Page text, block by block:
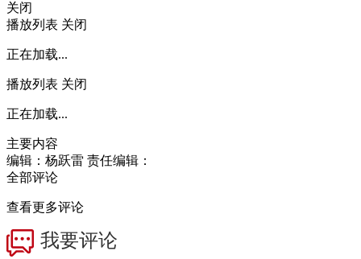
关闭
播放列表 关闭
正在加载...
播放列表 关闭
正在加载...
主要内容
编辑：杨跃雷 责任编辑：
全部评论
查看更多评论